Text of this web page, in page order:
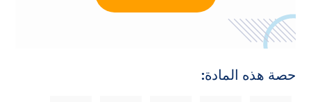
حصة هذه المادة: